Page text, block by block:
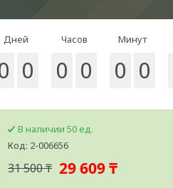
Дней
0
Часов
0 0
Минут
0 0
В наличии 50 ед.
Код: 2-006656
31 500 ₸ 29 609 ₸